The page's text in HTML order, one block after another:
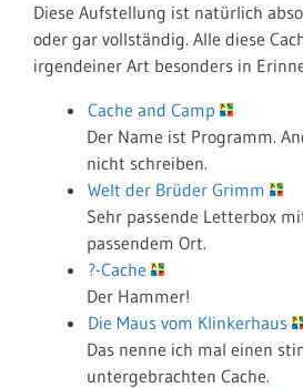
Diese Aufstellung ist natürlich
oder gar vollständig. Alle diese
irgendeiner Art besonders in
Cache and Camp
Der Name ist Programm.
nicht schreiben.
Welt der Brüder Grimm
Sehr passende Letterbox
passendem Ort.
?-Cache
Der Hammer!
Die Maus vom Klinkerhaus
Das nenne ich mal einen
untergebrachten Cache.